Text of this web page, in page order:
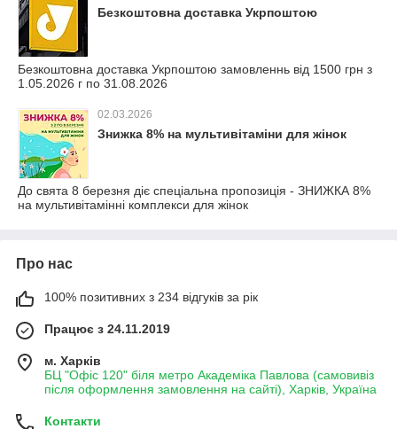
Безкоштовна доставка Укрпоштою
Безкоштовна доставка Укрпоштою замовленнь від 1500 грн з
1.05.2026 г по 31.08.2026
02.03.2026
Знижка 8% на мультивітаміни для жінок
До свята 8 березня діє спеціальна пропозиція - ЗНИЖКА 8%
на мультивітамінні комплекси для жінок
Про нас
100% позитивних з 234 відгуків за рік
Працює з 24.11.2019
м. Харків
БЦ "Офіс 120" біля метро Академіка Павлова (самовивіз
після оформлення замовлення на сайті), Харків, Україна
Контакти